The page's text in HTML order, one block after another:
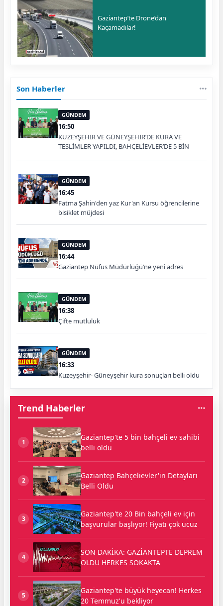
Gaziantep’te Drone’dan
Kaçamadılar!
Son Haberler
GÜNDEM
16:50
KUZEYŞEHİR VE GÜNEYŞEHİR’DE KURA VE
TESLİMLER YAPILDI, BAHÇELİEVLER’DE 5 BİN
KONUTUN TEMELİ ATILDI
GÜNDEM
16:45
Fatma Şahin'den yaz Kur'an Kursu öğrencilerine
bisiklet müjdesi
GÜNDEM
16:44
Gaziantep Nüfus Müdürlüğü’ne yeni adres
GÜNDEM
16:38
Çifte mutluluk
GÜNDEM
16:33
Kuzeyşehir- Güneyşehir kura sonuçları belli oldu
Trend Haberler
1
Gaziantep'te 5 bin bahçeli ev sahibi
belli oldu
2
Gaziantep Bahçelievler'in Detayları
Belli Oldu
3
Gaziantep'te 20 Bin bahçeli ev için
başvurular başlıyor! Fiyatı çok ucuz
4
SON DAKİKA: GAZİANTEPTE DEPREM
OLDU HERKES SOKAKTA
5
Gaziantep'te büyük heyecan! Herkes
20 Temmuz'u bekliyor